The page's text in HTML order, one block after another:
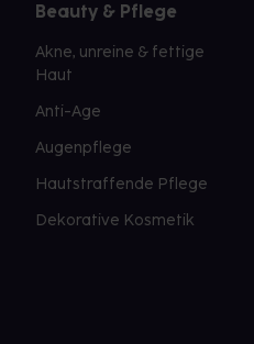
Beauty & Pflege
Akne, unreine & fettige
Haut
Anti-Age
Augenpflege
Hautstraffende Pflege
Dekorative Kosmetik